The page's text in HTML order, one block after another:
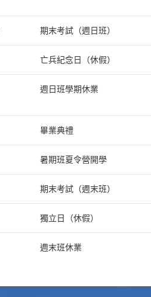
期末考試（週日班）
亡兵紀念日（休假）
週日班學期休業
畢業典禮
暑期班夏令營開學
期末考試（週末班）
獨立日（休假）
週末班休業